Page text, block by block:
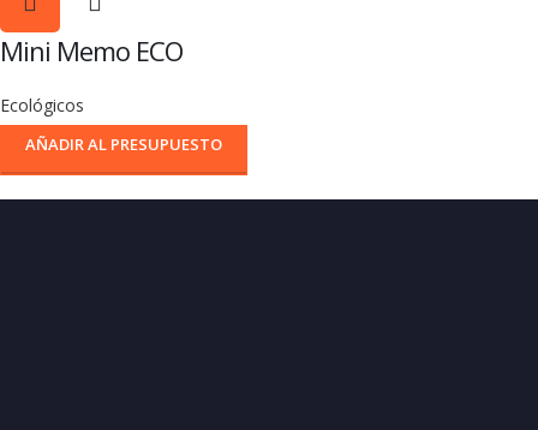
Mini Memo ECO
Ecológicos
AÑADIR AL PRESUPUESTO